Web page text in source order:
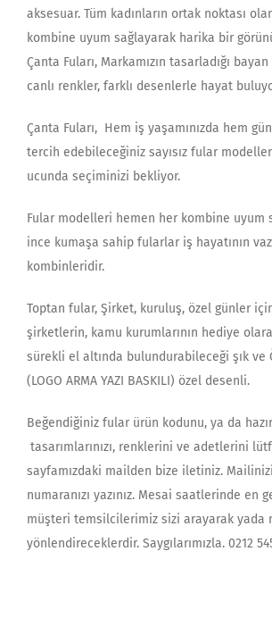
aksesuar. Tüm kadınların ortak noktası
kombine uyum sağlayarak harika bir
Çanta Fuları, Markamızın tasarladığı
canlı renkler, farklı desenlerle hayat
Çanta Fuları, Hem iş yaşamınızda hem
tercih edebileceğiniz sayısız fular
ucunda seçiminizi bekliyor.
Fular modelleri hemen her kombine uyum
ince kumaşa sahip fularlar iş hayatının
kombinleridir.
Toptan fular, Şirket, kuruluş, özel günler
şirketlerin, kamu kurumlarının hediye
sürekli el altında bulundurabileceği şık ve
(LOGO ARMA YAZI BASKILI) özel desenli.
Beğendiğiniz fular ürün kodunu, ya da
tasarımlarınızı, renklerini ve adetlerini
sayfamızdaki mailden bize iletiniz.
numaranızı yazınız. Mesai saatlerinde en
müşteri temsilcilerimiz sizi arayarak yada
yönlendireceklerdir. Saygılarımızla. 0212